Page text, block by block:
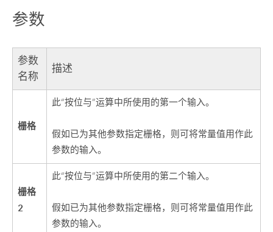
参数
参数
名称
描述
栅格
此“按位与”运算中所使用的第一个输入。
假如已为其他参数指定栅格，则可将常量值用作此
参数的输入。
栅格
2
此“按位与”运算中所使用的第二个输入。
假如已为其他参数指定栅格，则可将常量值用作此
参数的输入。